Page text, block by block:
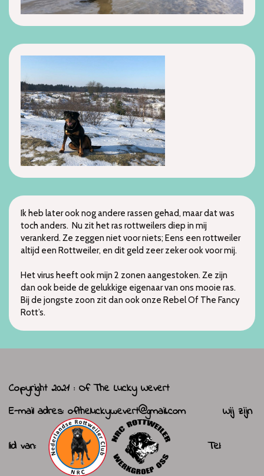
Ik heb later ook nog andere rassen gehad, maar dat was
toch anders. Nu zit het ras rottweilers diep in mij
verankerd. Ze zeggen niet voor niets; Eens een rottweiler
altijd een Rottweiler, en dit geld zeer zeker ook voor mij.
Het virus heeft ook mijn 2 zonen aangestoken. Ze zijn
dan ook beide de gelukkige eigenaar van ons mooie ras.
Bij de jongste zoon zit dan ook onze Rebel Of The Fancy
Rott’s.
Copyright 2021 : Of The Lucky Wevert
E-mail adres: oftheluckywevert@gmail.comWij zijn
lid van: Tel: